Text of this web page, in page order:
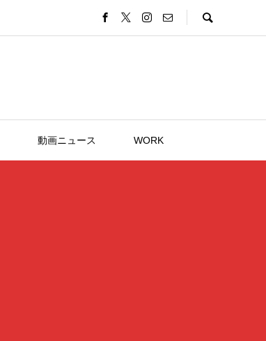
動画ニュース WORK